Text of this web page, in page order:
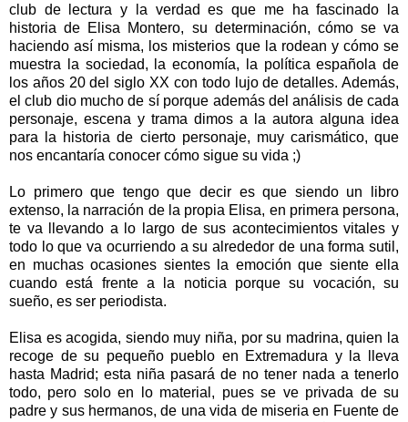
club de lectura y la verdad es que me ha fascinado la
historia de Elisa Montero, su determinación, cómo se va
haciendo así misma, los misterios que la rodean y cómo se
muestra la sociedad, la economía, la política española de
los años 20 del siglo XX con todo lujo de detalles. Además,
el club dio mucho de sí porque además del análisis de cada
personaje, escena y trama dimos a la autora alguna idea
para la historia de cierto personaje, muy carismático, que
nos encantaría conocer cómo sigue su vida ;)
Lo primero que tengo que decir es que siendo un libro
extenso, la narración de la propia Elisa, en primera persona,
te va llevando a lo largo de sus acontecimientos vitales y
todo lo que va ocurriendo a su alrededor de una forma sutil,
en muchas ocasiones sientes la emoción que siente ella
cuando está frente a la noticia porque su vocación, su
sueño, es ser periodista.
Elisa es acogida, siendo muy niña, por su madrina, quien la
recoge de su pequeño pueblo en Extremadura y la lleva
hasta Madrid; esta niña pasará de no tener nada a tenerlo
todo, pero solo en lo material, pues se ve privada de su
padre y sus hermanos, de una vida de miseria en Fuente de